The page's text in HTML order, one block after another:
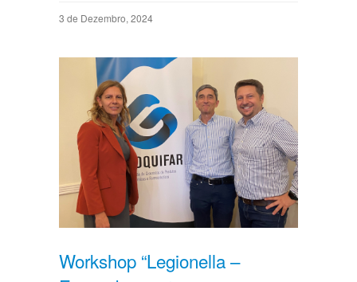
3 de Dezembro, 2024
Workshop “Legionella –